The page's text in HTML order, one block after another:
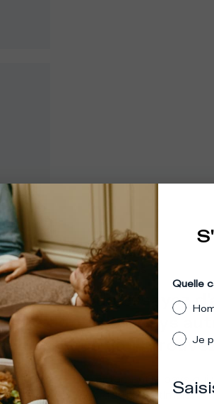
: États-Unis
que vous essayez
depuis un pays
vous vous
correctement le pays qui
une expérience d'achat optimale.
Quelle
Je